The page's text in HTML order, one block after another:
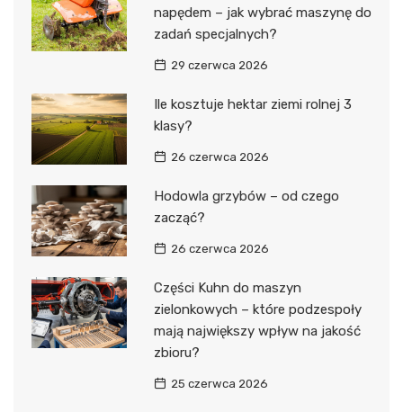
napędem – jak wybrać maszynę do
zadań specjalnych?
29 czerwca 2026
Ile kosztuje hektar ziemi rolnej 3
klasy?
26 czerwca 2026
Hodowla grzybów – od czego
zacząć?
26 czerwca 2026
Części Kuhn do maszyn
zielonkowych – które podzespoły
mają największy wpływ na jakość
zbioru?
25 czerwca 2026